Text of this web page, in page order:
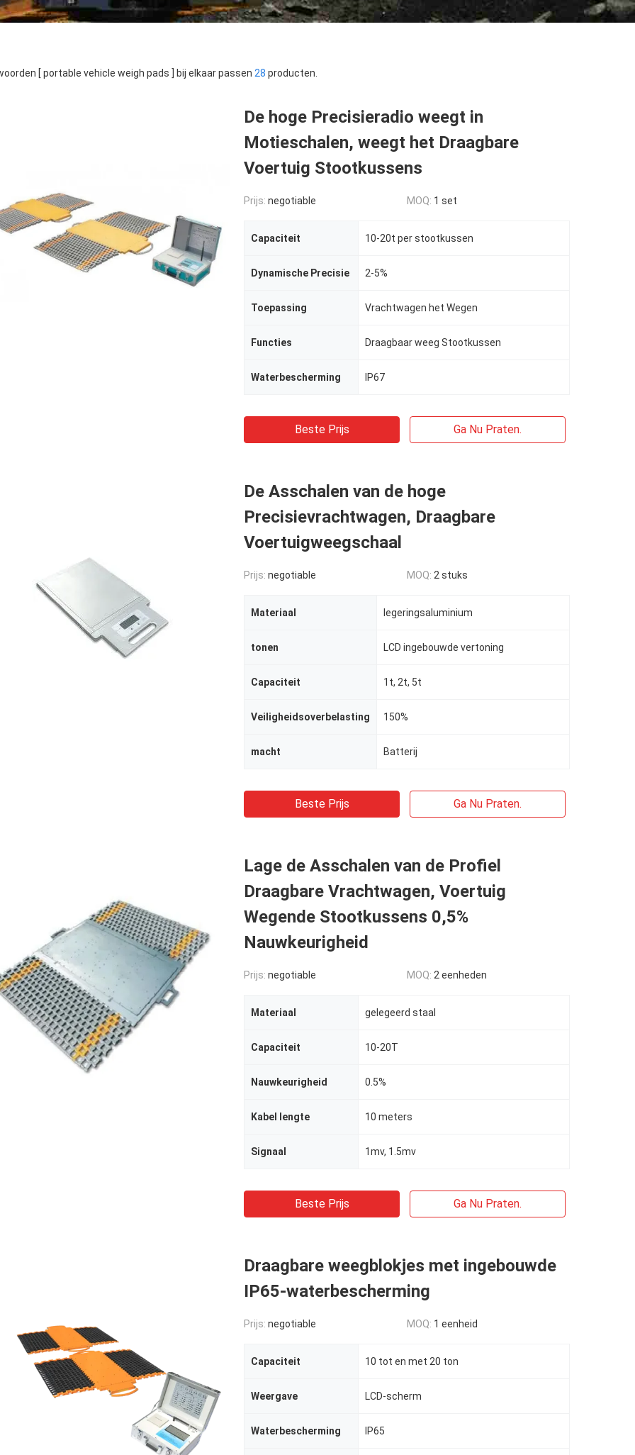
[ portable vehicle weigh pads ] bij elkaar passen 28 producten.
De hoge Precisieradio weegt in
Motieschalen, weegt het Draagbare
Voertuig Stootkussens
Prijs: negotiable MOQ: 1 set
Capaciteit 10-20t per stootkussen
Dynamische Precisie 2-5%
Toepassing Vrachtwagen het Wegen
Functies Draagbaar weeg Stootkussen
Waterbescherming IP67
Beste Prijs Ga Nu Praten.
De Asschalen van de hoge
Precisievrachtwagen, Draagbare
Voertuigweegschaal
Prijs: negotiable MOQ: 2 stuks
Materiaal legeringsaluminium
tonen LCD ingebouwde vertoning
Capaciteit 1t, 2t, 5t
Veiligheidsoverbelasting 150%
macht Batterij
Beste Prijs Ga Nu Praten.
Lage de Asschalen van de Profiel
Draagbare Vrachtwagen, Voertuig
Wegende Stootkussens 0,5%
Nauwkeurigheid
Prijs: negotiable MOQ: 2 eenheden
Materiaal gelegeerd staal
Capaciteit 10-20T
Nauwkeurigheid 0.5%
Kabel lengte 10 meters
Signaal 1mv, 1.5mv
Beste Prijs Ga Nu Praten.
Draagbare weegblokjes met ingebouwde
IP65-waterbescherming
Prijs: negotiable MOQ: 1 eenheid
Capaciteit 10 tot en met 20 ton
Weergave LCD-scherm
Waterbescherming IP65